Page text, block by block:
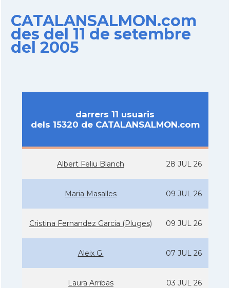
CATALANSALMON.com
des del 11 de setembre
del 2005
darrers 11 usuaris
dels 15320 de CATALANSALMON.com
Albert Feliu Blanch 28 JUL 26
Maria Masalles 09 JUL 26
Cristina Fernandez Garcia (Pluges) 09 JUL 26
Aleix G. 07 JUL 26
Laura Arribas 03 JUL 26